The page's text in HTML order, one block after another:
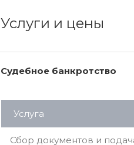
Услуги и цены
Судебное банкротство
Услуга
Сбор документов и